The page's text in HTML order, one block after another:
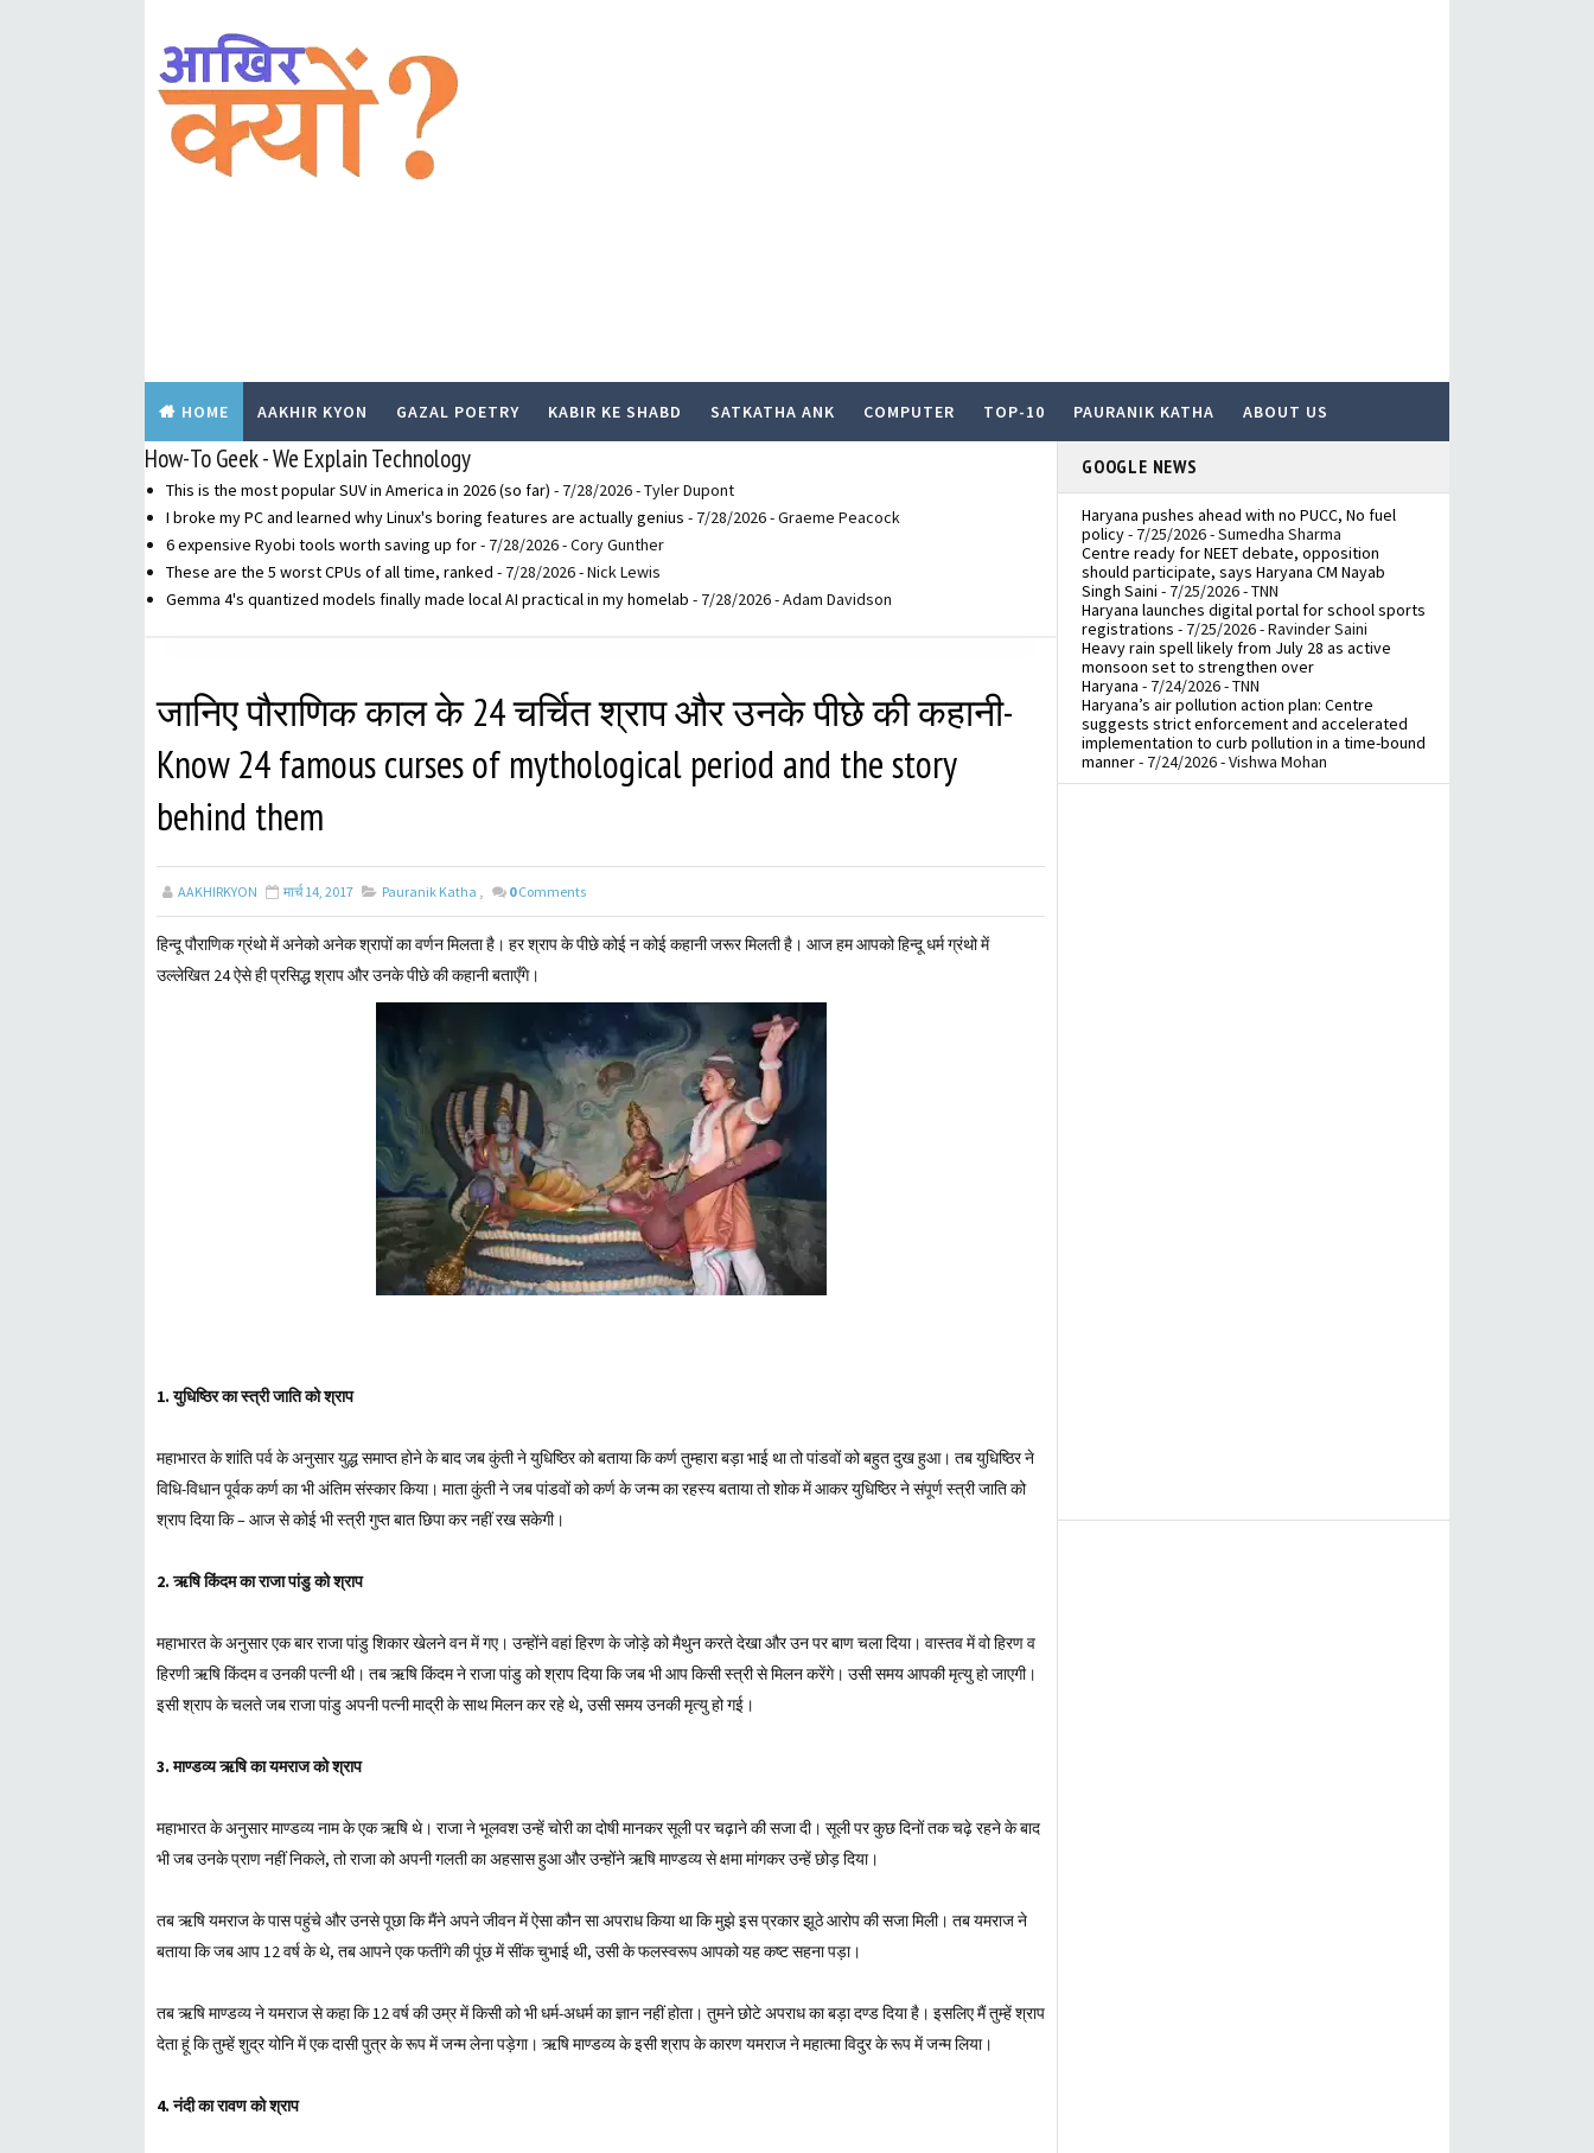
HOME AAKHIR KYON GAZAL POETRY KABIR KE SHABD SATKATHA ANK COMPUTER TOP-10 PAURANIK KATHA ABOUT US
How-To Geek - We Explain Technology
This is the most popular SUV in America in 2026 (so far) - 7/28/2026- Tyler Dupont
I broke my PC and learned why Linux's boring features are actually genius - 7/28/2026- Graeme Peacock
6 expensive Ryobi tools worth saving up for- 7/28/2026- Cory Gunther
These are the 5 worst CPUs of all time, ranked - 7/28/2026- Nick Lewis
Gemma 4's quantized models finally made local AI practical in my homelab - 7/28/2026- Adam Davidson
जानिए पौराणिक काल के 24 चर्चित श्राप और उनके पीछे की कहानी-
Know 24 famous curses of mythological period and the story
behind them
AAKHIRKYON मार्च 14, 2017 Pauranik Katha , 0 Comments
हिन्दू पौराणिक ग्रंथो में अनेको अनेक श्रापों का वर्णन मिलता है। हर श्राप के पीछे कोई न कोई कहानी जरूर मिलती है। आज हम आपको हिन्दू धर्म ग्रंथो में
उल्लेखित 24 ऐसे ही प्रसिद्ध श्राप और उनके पीछे की कहानी बताएँगे।
1. युधिष्ठिर का स्त्री जाति को श्राप
महाभारत के शांति पर्व के अनुसार युद्ध समाप्त होने के बाद जब कुंती ने युधिष्ठिर को बताया कि कर्ण तुम्हारा बड़ा भाई था तो पांडवों को बहुत दुख हुआ। तब युधिष्ठिर ने
विधि-विधान पूर्वक कर्ण का भी अंतिम संस्कार किया। माता कुंती ने जब पांडवों को कर्ण के जन्म का रहस्य बताया तो शोक में आकर युधिष्ठिर ने संपूर्ण स्त्री जाति को
श्राप दिया कि – आज से कोई भी स्त्री गुप्त बात छिपा कर नहीं रख सकेगी।
2. ऋषि किंदम का राजा पांडु को श्राप
महाभारत के अनुसार एक बार राजा पांडु शिकार खेलने वन में गए। उन्होंने वहां हिरण के जोड़े को मैथुन करते देखा और उन पर बाण चला दिया। वास्तव में वो हिरण व
हिरणी ऋषि किंदम व उनकी पत्नी थी। तब ऋषि किंदम ने राजा पांडु को श्राप दिया कि जब भी आप किसी स्त्री से मिलन करेंगे। उसी समय आपकी मृत्यु हो जाएगी।
इसी श्राप के चलते जब राजा पांडु अपनी पत्नी माद्री के साथ मिलन कर रहे थे, उसी समय उनकी मृत्यु हो गई।
3. माण्डव्य ऋषि का यमराज को श्राप
महाभारत के अनुसार माण्डव्य नाम के एक ऋषि थे। राजा ने भूलवश उन्हें चोरी का दोषी मानकर सूली पर चढ़ाने की सजा दी। सूली पर कुछ दिनों तक चढ़े रहने के बाद
भी जब उनके प्राण नहीं निकले, तो राजा को अपनी गलती का अहसास हुआ और उन्होंने ऋषि माण्डव्य से क्षमा मांगकर उन्हें छोड़ दिया।
तब ऋषि यमराज के पास पहुंचे और उनसे पूछा कि मैंने अपने जीवन में ऐसा कौन सा अपराध किया था कि मुझे इस प्रकार झूठे आरोप की सजा मिली। तब यमराज ने
बताया कि जब आप 12 वर्ष के थे, तब आपने एक फतींगे की पूंछ में सींक चुभाई थी, उसी के फलस्वरूप आपको यह कष्ट सहना पड़ा।
तब ऋषि माण्डव्य ने यमराज से कहा कि 12 वर्ष की उम्र में किसी को भी धर्म-अधर्म का ज्ञान नहीं होता। तुमने छोटे अपराध का बड़ा दण्ड दिया है। इसलिए मैं तुम्हें श्राप
देता हूं कि तुम्हें शुद्र योनि में एक दासी पुत्र के रूप में जन्म लेना पड़ेगा। ऋषि माण्डव्य के इसी श्राप के कारण यमराज ने महात्मा विदुर के रूप में जन्म लिया।
4. नंदी का रावण को श्राप
GOOGLE NEWS
Haryana pushes ahead with no PUCC, No fuel
policy- 7/25/2026- Sumedha Sharma
Centre ready for NEET debate, opposition
should participate, says Haryana CM Nayab
Singh Saini - 7/25/2026- TNN
Haryana launches digital portal for school sports
registrations - 7/25/2026- Ravinder Saini
Heavy rain spell likely from July 28 as active
monsoon set to strengthen over
Haryana - 7/24/2026- TNN
Haryana’s air pollution action plan: Centre
suggests strict enforcement and accelerated
implementation to curb pollution in a time-bound
manner- 7/24/2026- Vishwa Mohan